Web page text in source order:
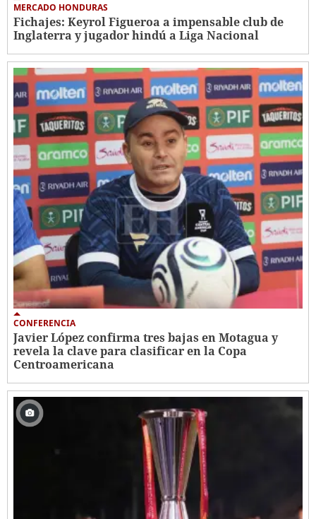
MERCADO HONDURAS
Fichajes: Keyrol Figueroa a impensable club de
Inglaterra y jugador hindú a Liga Nacional
CONFERENCIA
Javier López confirma tres bajas en Motagua y
revela la clave para clasificar en la Copa
Centroamericana